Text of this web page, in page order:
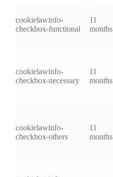
cookielawinfo-
checkbox-functional
11
months
cookielawinfo-
checkbox-necessary
11
months
cookielawinfo-
checkbox-others
11
months